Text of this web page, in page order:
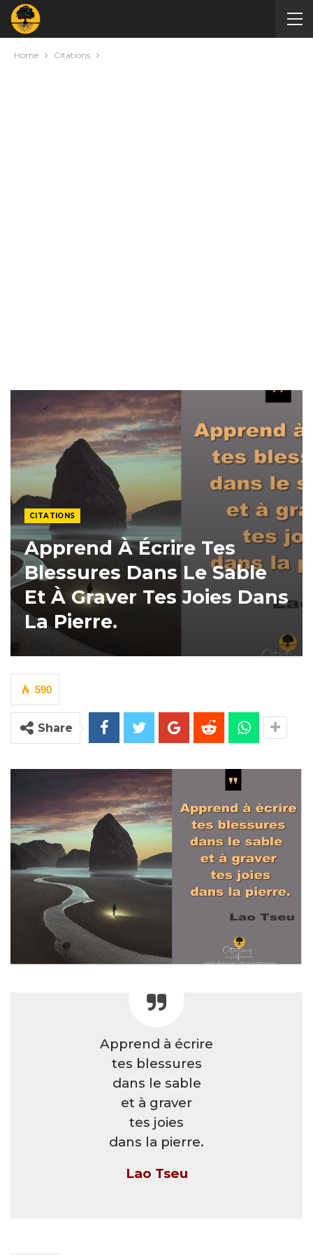
Home Citations
CITATIONS
Apprend À Écrire Tes
Blessures Dans Le Sable
Et À Graver Tes Joies Dans
La Pierre.
590
Share
Apprend à écrire
tes blessures
dans le sable
et à graver
tes joies
dans la pierre.
Lao Tseu